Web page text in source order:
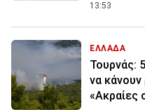
13:53
ΕΛΛΑΔΑ
Τουρνάς:
να κάνουν
«Ακραίες